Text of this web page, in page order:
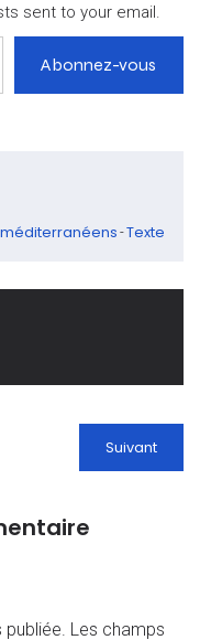
sent to your email.
Abonnez-vous
-Texte
Suivant
Les champs